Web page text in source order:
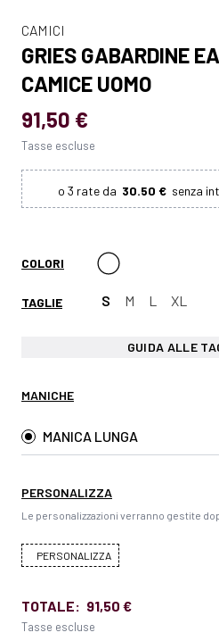
CAMICI
GRIES GABARDINE
CAMICE UOMO
91,50 €
Tasse escluse
30.50 €
COLORI
TAGLIE S M L XL
GUIDA ALLE
MANICHE
MANICA LUNGA
PERSONALIZZA
Le personalizzazioni verranno gestite
PERSONALIZZA
TOTALE: 91,50 €
Tasse escluse